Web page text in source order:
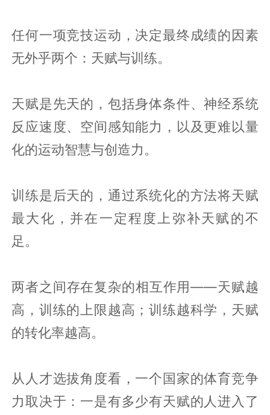
任何一项竞技运动，决定最终成绩的因素
无外乎两个：天赋与训练。
天赋是先天的，包括身体条件、神经系统
反应速度、空间感知能力，以及更难以量
化的运动智慧与创造力。
训练是后天的，通过系统化的方法将天赋
最大化，并在一定程度上弥补天赋的不
足。
两者之间存在复杂的相互作用——天赋越
高，训练的上限越高；训练越科学，天赋
的转化率越高。
从人才选拔角度看，一个国家的体育竞争
力取决于：一是有多少有天赋的人进入了